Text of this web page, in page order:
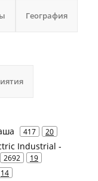
География
417 20
Industrial -
2692 19
14